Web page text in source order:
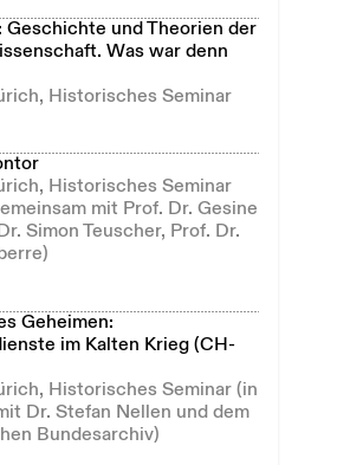
Geschichte und Theorien der
Was war denn
Historisches Seminar
Historisches Seminar
mit Prof. Dr. Gesine
Simon Teuscher, Prof. Dr.
Geheimen:
im Kalten Krieg (CH-
Historisches Seminar (in
Dr. Stefan Nellen und dem
Bundesarchiv)